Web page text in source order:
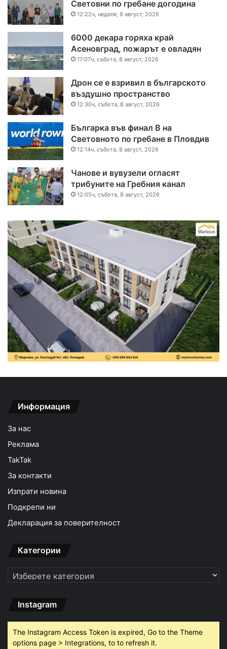
Световни по гребане догодина
12:22ч, неделя, 9 август, 2026
6000 декара горяха край
Асеновград, пожарът е овладян
17:07ч, събота, 8 август, 2026
Дрон се е взривил в българското
въздушно пространство
12:30ч, събота, 8 август, 2026
Българка във финал B на
Световното по гребане в Пловдив
12:14ч, събота, 8 август, 2026
Чанове и вувузели огласят
трибуните на Гребния канал
12:05ч, събота, 8 август, 2026
Информация
За нас
Реклама
TakTak
За контакти
Изпрати новина
Подкрепи ни
Декларация за поверителност
Категории
Категории
Instagram
The Instagram Access Token is expired, Go to the Theme
options page > Integrations, to to refresh it.